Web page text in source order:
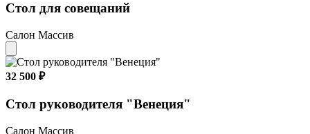
Стол для совещаний
Салон Массив
32 500 ₽
Стол руководителя "Венеция"
Салон Массив